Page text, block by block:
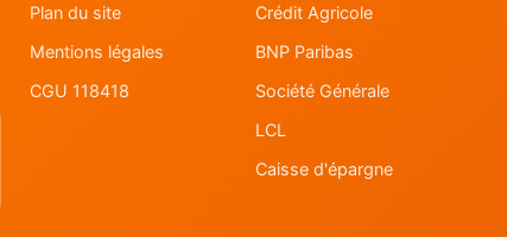
Plan du site
Mentions légales
CGU 118418
Crédit Agricole
BNP Paribas
Société Générale
LCL
Caisse d'épargne